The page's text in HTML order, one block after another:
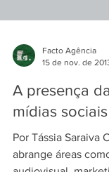
Facto Agência
15 de nov. de 2013
A presença
mídias sociais